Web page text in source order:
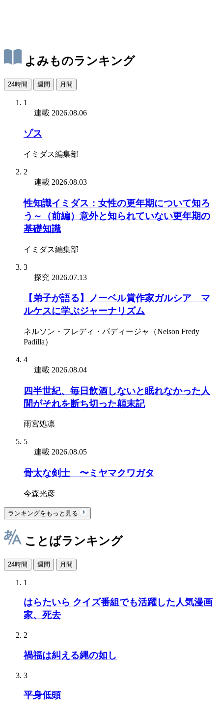
よみものランキング
24時間 週間 月間
1
連載 2026.08.06
ゾス
イミダス編集部
2
連載 2026.08.03
性知識イミダス：女性の更年期について知ろ
う～（前編）意外と知られていない更年期の
基礎知識
イミダス編集部
3
探究 2026.07.13
【弟子が語る】ノーベル賞作家ガルシア゠マ
ルケスに学ぶジャーナリズム
ネルソン・フレディ・パディージャ（Nelson Fredy
Padilla）
4
連載 2026.08.04
四半世紀、毎日飲酒しないと眠れなかった人
間がそれを断ち切った顛末記
雨宮処凛
5
連載 2026.08.05
骨太な剣士 〜ミヤマクワガタ
今森光彦
ランキングをもっと見る
ことばランキング
24時間 週間 月間
1
はらたいら クイズ番組でも活躍した人気漫画
家、死去
2
禍福は糾える縄の如し
3
平身低頭